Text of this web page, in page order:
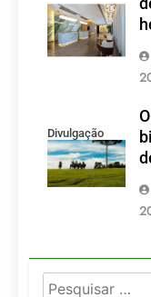
Divulgação
Pesquisar